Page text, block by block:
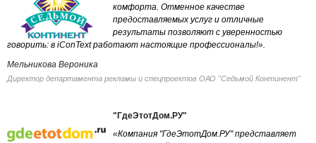
комфорта. Отменное качестве
предоставляемых услуг и отличные
результаты позволяют с уверенностью
говорить: в iConText работают настоящие профессионалы!».
Мельникова Вероника
Директор департамента рекламы и спецпроектов ОАО "Седьмой Континент"
"ГдеЭтотДом.РУ"
«Компания "ГдеЭтотДом.РУ" представляет